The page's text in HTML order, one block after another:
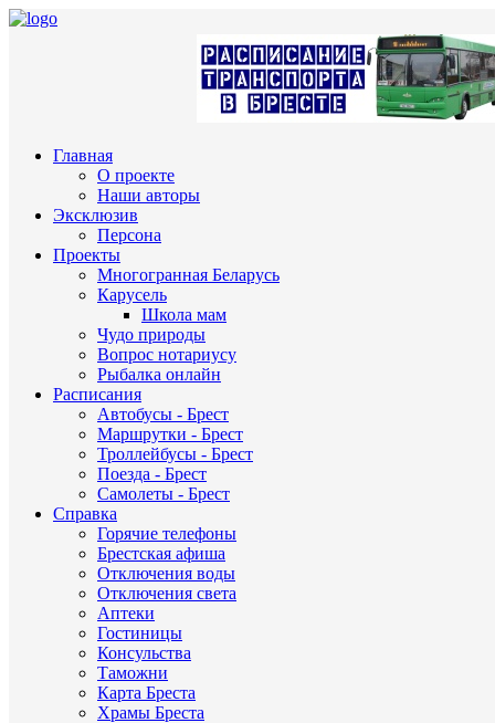
Главная
О проекте
Наши авторы
Эксклюзив
Персона
Проекты
Многогранная Беларусь
Карусель
Школа мам
Чудо природы
Вопрос нотариусу
Рыбалка онлайн
Расписания
Автобусы - Брест
Маршрутки - Брест
Троллейбусы - Брест
Поезда - Брест
Самолеты - Брест
Справка
Горячие телефоны
Брестская афиша
Отключения воды
Отключения света
Аптеки
Гостиницы
Консульства
Таможни
Карта Бреста
Храмы Бреста